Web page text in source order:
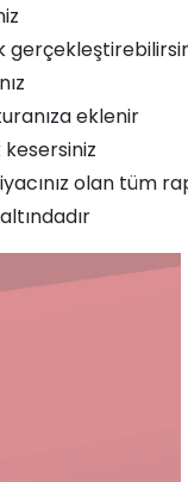
eklenir
kesersiniz
olan tüm